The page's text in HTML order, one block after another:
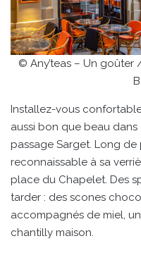
© Any’teas – Un goûter
Installez-vous
aussi bon que beau
passage Sarget. Long de
reconnaissable à sa
place du Chapelet. Des
tarder : des scones
accompagnés de miel,
chantilly maison.